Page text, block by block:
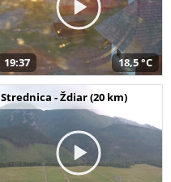
19:37 18,5 °C
Strednica - Ždiar (20 km)